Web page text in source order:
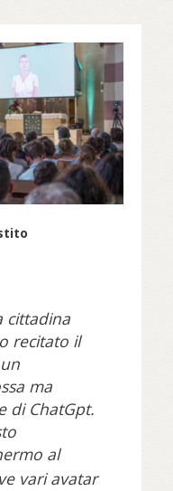
cittadina
recitato il
ma
di ChatGpt.
al
vari avatar